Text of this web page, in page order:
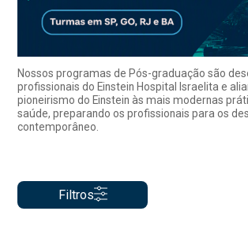
Nossos programas de Pós-graduação são
profissionais do Einstein Hospital Israelita e
pioneirismo do Einstein às mais modernas
saúde, preparando os profissionais para os
contemporâneo.
Filtros